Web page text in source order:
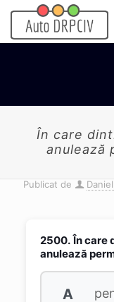
În care
anulează
Publicat de
2500. În care
anulează
A